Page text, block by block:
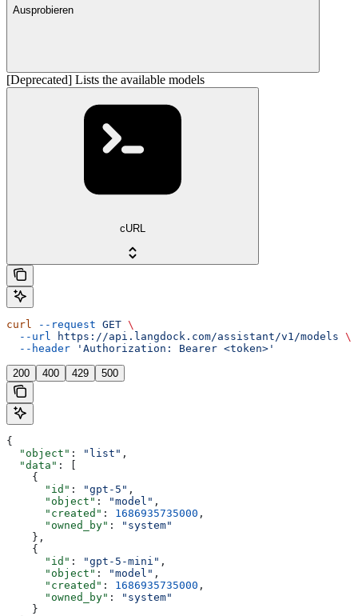
Ausprobieren
[Deprecated] Lists the available models
cURL
curl --request GET \
  --url
https://api.langdock.com/assistant/v1/models \
  --header
'Authorization: Bearer <token>'
200 400 429 500
{
  "object"
: "list" ,
  "data"
: [
    {
      "id"
: "gpt-5" ,
      "object"
: "model" ,
      "created"
: 1686935735000 ,
      "owned_by"
:
"system"
    },
    {
      "id"
: "gpt-5-mini" ,
      "object"
: "model" ,
      "created"
: 1686935735000 ,
      "owned_by"
:
"system"
    }